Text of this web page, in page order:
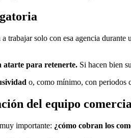
solo con esa agencia
atarte para retenerte. Si hacen bien
o, como mínimo, con periodos
del equipo
importante: ¿cómo cobran los